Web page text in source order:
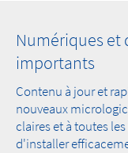
Numériques et
importants
Contenu à jour et
nouveaux
claires et à toutes
d'installer